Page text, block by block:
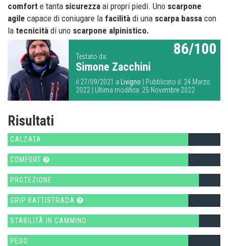
comfort e tanta sicurezza ai propri piedi. Uno scarpone
agile capace di coniugare la facilità di una scarpa bassa con
la tecnicità di uno scarpone alpinistico.
Testato da:
Simone Zacchini
il 27/09/2021 a Livigno | Pubblicato il: 24 Marzo
2022 | Ultima modifica: 25 Novembre 2022
86/100
Risultati
CALZATA
COMFORT
PROTEZIONE
GRIP BATTISTRADA
STABILITÀ IN CAMMINO
PESO